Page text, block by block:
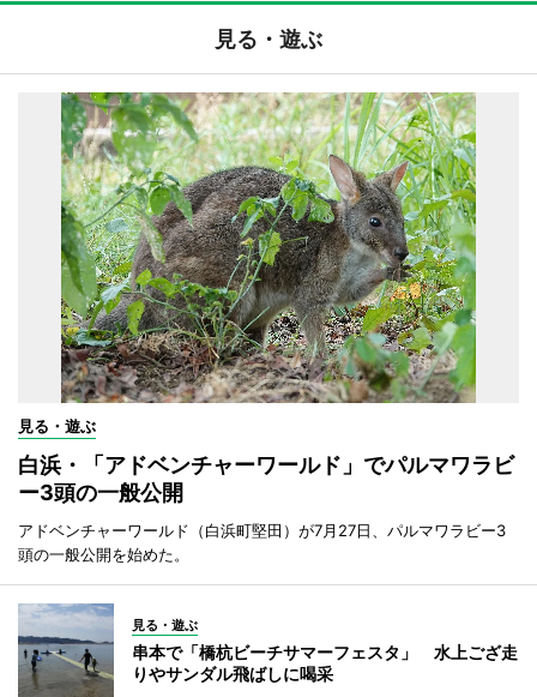
見る・遊ぶ
見る・遊ぶ
白浜・「アドベンチャーワールド」でパルマワラビ
ー3頭の一般公開
アドベンチャーワールド（白浜町堅田）が7月27日、パルマワラビー3
頭の一般公開を始めた。
見る・遊ぶ
串本で「橋杭ビーチサマーフェスタ」 水上ござ走
りやサンダル飛ばしに喝采